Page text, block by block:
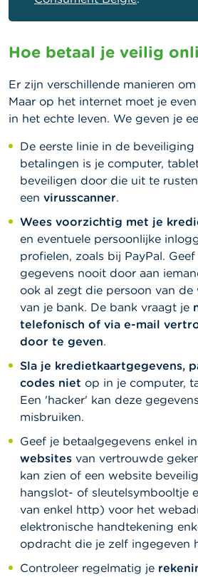
Hoe betaal je veilig
Er zijn verschillende manieren
Maar op het internet moet je
in het echte leven. We geven je
De eerste linie in de beveiliging
betalingen is je computer,
beveiligen door die uit te
een virusscanner.
Wees voorzichtig met je
en eventuele persoonlijke
profielen, zoals bij PayPal.
gegevens nooit door aan
ook al zegt die persoon van
van je bank. De bank vraagt je
telefonisch of via e-mail
door te geven.
Sla je kredietkaartgegevens,
codes niet op in je computer,
Een 'hacker' kan deze
misbruiken.
Geef je betaalgegevens enkel
websites van vertrouwde
kan zien of een website
hangslot- of sleutelsymbooltje
van enkel http) voor het
elektronische handtekening
opdracht die je zelf ingegeven
Controleer regelmatig je